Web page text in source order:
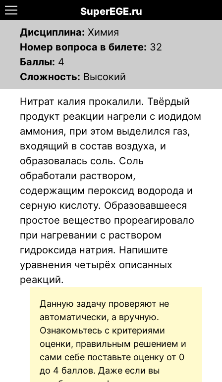
SuperEGE.ru
Дисциплина: Химия
Номер вопроса в билете: 32
Баллы: 4
Сложность: Высокий
Нитрат калия прокалили. Твёрдый
продукт реакции нагрели с иодидом
аммония, при этом выделился газ,
входящий в состав воздуха, и
образовалась соль. Соль
обработали раствором,
содержащим пероксид водорода и
серную кислоту. Образовавшееся
простое вещество прореагировало
при нагревании с раствором
гидроксида натрия. Напишите
уравнения четырёх описанных
реакций.
Данную задачу проверяют не
автоматически, а вручную.
Ознакомьтесь с критериями
оценки, правильным решением и
сами себе поставьте оценку от 0
до 4 баллов. Даже если вы